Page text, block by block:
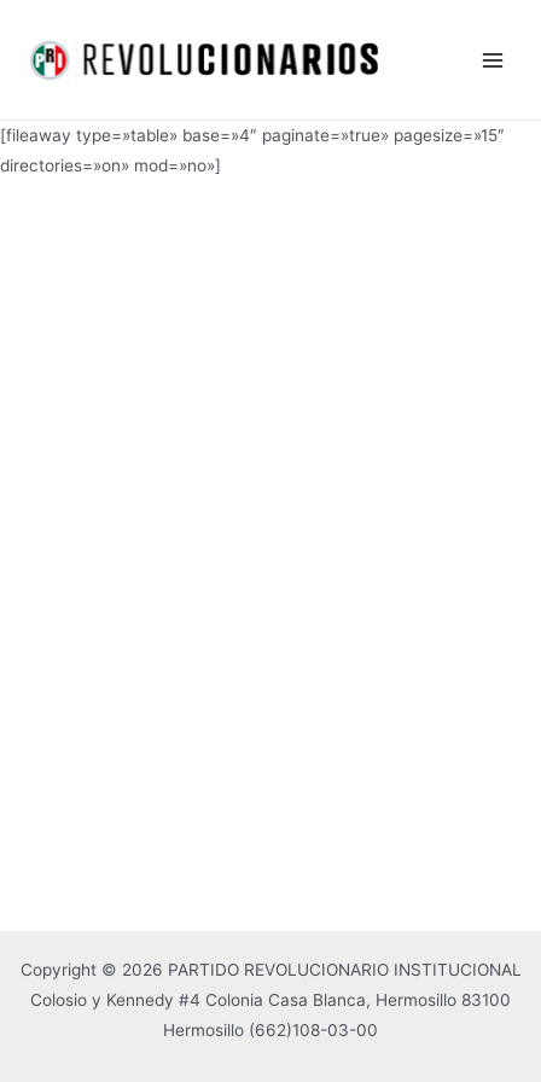
contenido
[fileaway type=»table» base=»4″ paginate=»true» pagesize=»15″
directories=»on» mod=»no»]
Copyright © 2026 PARTIDO REVOLUCIONARIO INSTITUCIONAL
Colosio y Kennedy #4 Colonia Casa Blanca, Hermosillo 83100
Hermosillo (662)108-03-00